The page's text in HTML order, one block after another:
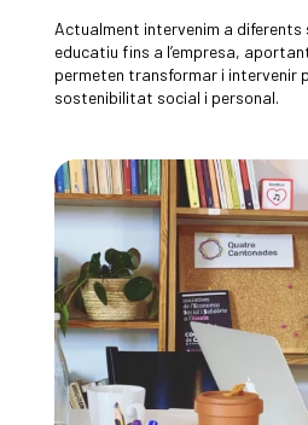
Actualment intervenim a diferents
educatiu fins a l’empresa,
permeten transformar i intervenir
sostenibilitat social i personal.